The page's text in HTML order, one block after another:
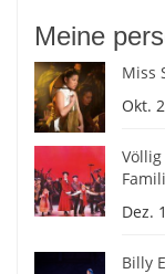
Meine
Miss
Okt.
Dez.
Billy